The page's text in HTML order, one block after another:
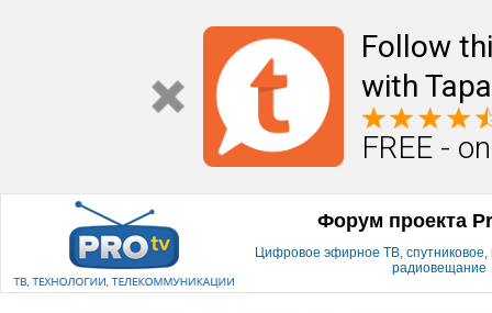
Follow
with
FREE -
Форум проекта
Цифровое эфирное ТВ, спутниковое,
радиовещание